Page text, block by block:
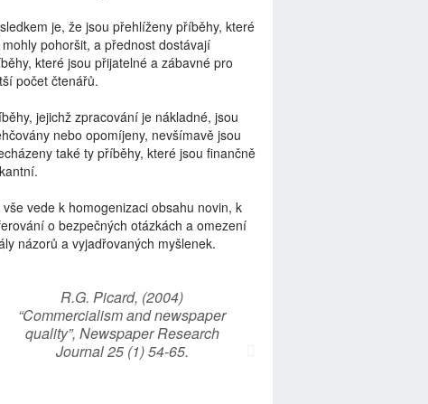
je, že jsou přehlíženy příběhy, které
pohoršit, a přednost dostávají
které jsou přijatelné a zábavné pro
počet čtenářů.
jejichž zpracování je nákladné, jsou
nebo opomíjeny, nevšímavě jsou
také ty příběhy, které jsou finančně
vše vede k homogenizaci obsahu novin, k
o bezpečných otázkách a omezení
názorů a vyjadřovaných myšlenek.
R.G. Picard, (2004)
“Commercialism and newspaper
quality”, Newspaper Research
Journal 25 (1) 54-65.